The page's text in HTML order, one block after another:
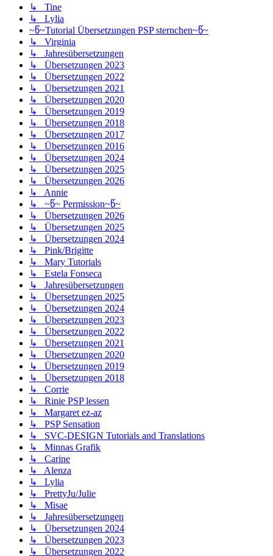
↳ Tine
↳ Lylia
~წ~Tutorial Übersetzungen PSP sternchen~წ~
↳ Virginia
↳ Jahresübersetzungen
↳ Übersetzungen 2023
↳ Übersetzungen 2022
↳ Übersetzungen 2021
↳ Übersetzungen 2020
↳ Übersetzungen 2019
↳ Übersetzungen 2018
↳ Übersetzungen 2017
↳ Übersetzungen 2016
↳ Übersetzungen 2024
↳ Übersetzungen 2025
↳ Übersetzungen 2026
↳ Annie
↳ ~წ~ Permission~წ~
↳ Übersetzungen 2026
↳ Übersetzungen 2025
↳ Übersetzungen 2024
↳ Pink/Brigitte
↳ Mary Tutorials
↳ Estela Fonseca
↳ Jahresübersetzungen
↳ Übersetzungen 2025
↳ Übersetzungen 2024
↳ Übersetzungen 2023
↳ Übersetzungen 2022
↳ Übersetzungen 2021
↳ Übersetzungen 2020
↳ Übersetzungen 2019
↳ Übersetzungen 2018
↳ Corrie
↳ Rinie PSP lessen
↳ Margaret ez-az
↳ PSP Sensation
↳ SVC-DESIGN Tutorials and Translations
↳ Minnas Grafik
↳ Carine
↳ Alenza
↳ Lylia
↳ PrettyJu/Julie
↳ Misae
↳ Jahresübersetzungen
↳ Übersetzungen 2024
↳ Übersetzungen 2023
↳ Übersetzungen 2022